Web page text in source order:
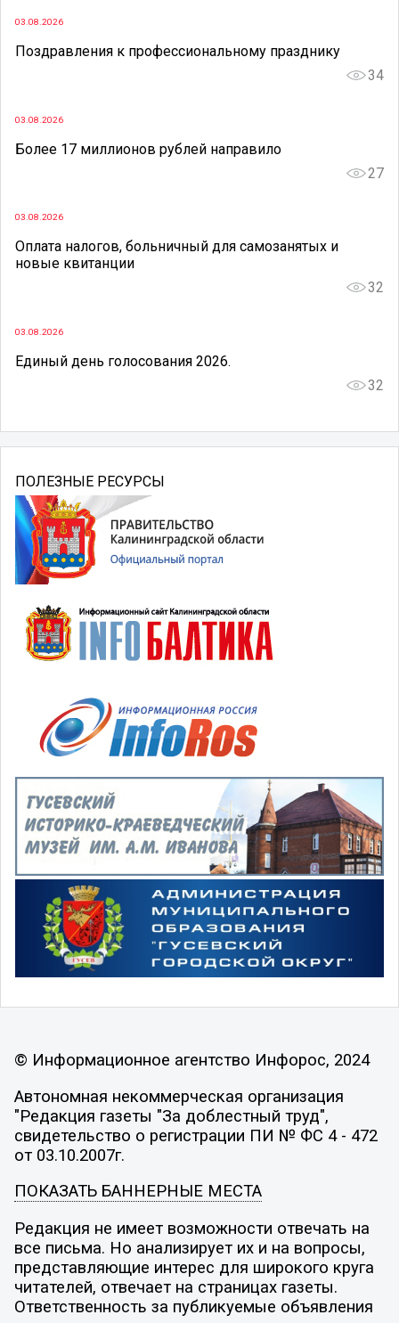
03.08.2026
Поздравления к профессиональному празднику
34
03.08.2026
Более 17 миллионов рублей направило
27
03.08.2026
Оплата налогов, больничный для самозанятых и
новые квитанции
32
03.08.2026
Единый день голосования 2026.
32
ПОЛЕЗНЫЕ РЕСУРСЫ
© Информационное агентство Инфорос, 2024
Автономная некоммерческая организация
"Редакция газеты "За доблестный труд",
свидетельство о регистрации ПИ № ФС 4 - 472
от 03.10.2007г.
ПОКАЗАТЬ БАННЕРНЫЕ МЕСТА
Редакция не имеет возможности отвечать на
все письма. Но анализирует их и на вопросы,
представляющие интерес для широкого круга
читателей, отвечает на страницах газеты.
Ответственность за публикуемые объявления